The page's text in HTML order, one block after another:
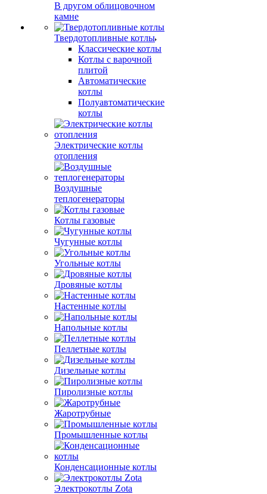
В другом облицовочном
камне
Твердотопливные котлы
Классические котлы
Котлы с варочной
плитой
Автоматические
котлы
Полуавтоматические
котлы
Электрические котлы
отопления
Воздушные
теплогенераторы
Котлы газовые
Чугунные котлы
Угольные котлы
Дровяные котлы
Настенные котлы
Напольные котлы
Пеллетные котлы
Дизельные котлы
Пиролизные котлы
Жаротрубные
Промышленные котлы
Конденсационные котлы
Электрокотлы Zota